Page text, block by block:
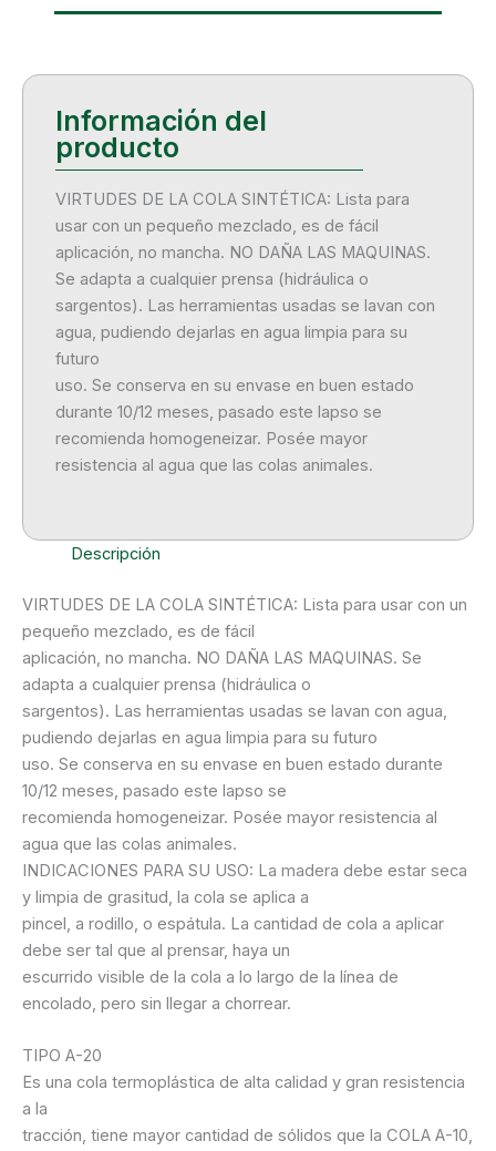
VIRTUDES DE LA COLA SINTÉTICA: Lista para
usar con un pequeño mezclado, es de fácil
aplicación, no mancha. NO DAÑA LAS MAQUINAS.
Se adapta a cualquier prensa (hidráulica o
sargentos). Las herramientas usadas se lavan con
agua, pudiendo dejarlas en agua limpia para su
futuro
uso. Se conserva en su envase en buen estado
durante 10/12 meses, pasado este lapso se
recomienda homogeneizar. Posée mayor
resistencia al agua que las colas animales.
Descripción
VIRTUDES DE LA COLA SINTÉTICA: Lista para usar con un
pequeño mezclado, es de fácil
aplicación, no mancha. NO DAÑA LAS MAQUINAS. Se
adapta a cualquier prensa (hidráulica o
sargentos). Las herramientas usadas se lavan con agua,
pudiendo dejarlas en agua limpia para su futuro
uso. Se conserva en su envase en buen estado durante
10/12 meses, pasado este lapso se
recomienda homogeneizar. Posée mayor resistencia al
agua que las colas animales.
INDICACIONES PARA SU USO: La madera debe estar seca
y limpia de grasitud, la cola se aplica a
pincel, a rodillo, o espátula. La cantidad de cola a aplicar
debe ser tal que al prensar, haya un
escurrido visible de la cola a lo largo de la línea de
encolado, pero sin llegar a chorrear.
TIPO A-20
Es una cola termoplástica de alta calidad y gran resistencia
a la
tracción, tiene mayor cantidad de sólidos que la COLA A-10,